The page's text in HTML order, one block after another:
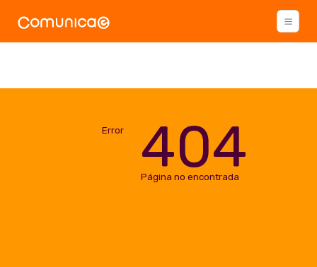
Error 404
Página no encontrada